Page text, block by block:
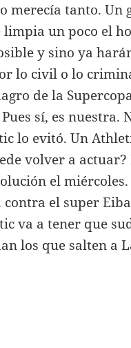
merecía tanto. Un
un poco el
y sino ya
lo civil o lo
de la
sí, es nuestra.
lo evitó. Un
volver a actuar?
el miércoles.
el super
va a tener que
los que salten a